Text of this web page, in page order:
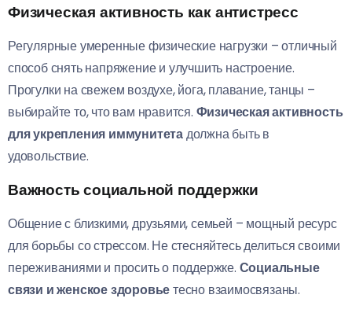
Физическая активность как антистресс
Регулярные умеренные физические нагрузки – отличный
способ снять напряжение и улучшить настроение.
Прогулки на свежем воздухе, йога, плавание, танцы –
выбирайте то, что вам нравится. Физическая активность
для укрепления иммунитетадолжна быть в
удовольствие.
Важность социальной поддержки
Общение с близкими, друзьями, семьей – мощный ресурс
для борьбы со стрессом. Не стесняйтесь делиться своими
переживаниями и просить о поддержке. Социальные
связи и женское здоровьетесно взаимосвязаны.